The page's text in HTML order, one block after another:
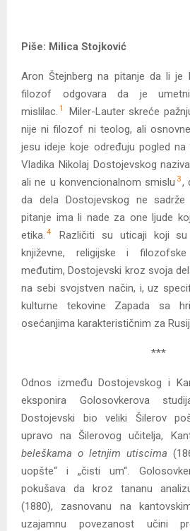
Piše: Milica Stojković
Aron Štejnberg na pitanje da li je
filozof odgovara da je
mislilac. 1
Miler-Lauter skreće
nije ni filozof ni teolog, ali
jesu ideje koje određuju pogled na
Vladika Nikolaj Dostojevskog
ali ne u konvencionalnom smislu 3,
da dela Dostojevskog ne sadrže
pitanje ima li nade za one ljude
etika. 4
Različiti su uticaji koji
književne, religijske i
međutim, Dostojevski kroz svoja
na sebi svojstven način, i, uz
kulturne tekovine Zapada sa
osećanjima karakterističnim za
***
Odnos između Dostojevskog i
eksponira Golosovkerova
Dostojevski bio veliki Šilerov
upravo na Šilerovog učitelja,
beleškama o letnjim utiscima
uopšte“ i „čisti um“.
pokušava da kroz tananu
(1880), zasnovanu na
uzajamnu povezanost učini